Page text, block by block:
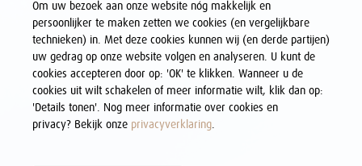
Om uw bezoek aan onze website nóg makkelijk en
persoonlijker te maken zetten we cookies (en vergelijkbare
technieken) in. Met deze cookies kunnen wij (en derde partijen)
uw gedrag op onze website volgen en analyseren. U kunt de
cookies accepteren door op: 'OK' te klikken. Wanneer u de
cookies uit wilt schakelen of meer informatie wilt, klik dan op:
'Details tonen'. Nog meer informatie over cookies en
privacy? Bekijk onze privacyverklaring.